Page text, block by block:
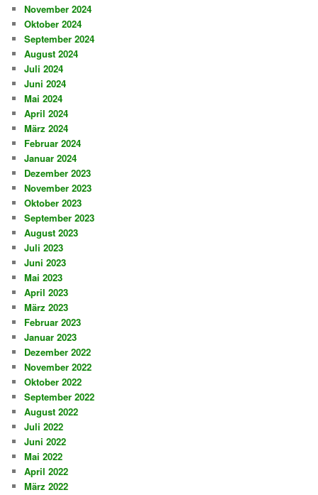
November 2024
Oktober 2024
September 2024
August 2024
Juli 2024
Juni 2024
Mai 2024
April 2024
März 2024
Februar 2024
Januar 2024
Dezember 2023
November 2023
Oktober 2023
September 2023
August 2023
Juli 2023
Juni 2023
Mai 2023
April 2023
März 2023
Februar 2023
Januar 2023
Dezember 2022
November 2022
Oktober 2022
September 2022
August 2022
Juli 2022
Juni 2022
Mai 2022
April 2022
März 2022